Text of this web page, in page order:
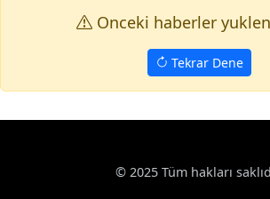
Onceki haberler
Tekrar Dene
© 2025 Tüm hakları